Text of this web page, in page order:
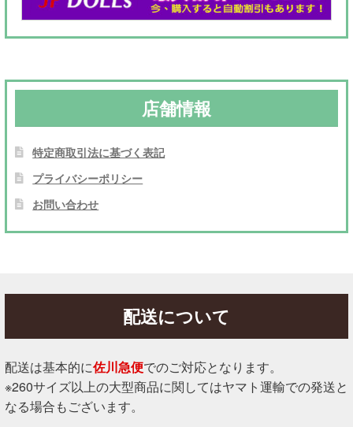
店舗情報
特定商取引法に基づく表記
プライバシーポリシー
お問い合わせ
配送について
配送は基本的に佐川急便でのご対応となります。
※260サイズ以上の大型商品に関してはヤマト運輸での発送と
なる場合もございます。